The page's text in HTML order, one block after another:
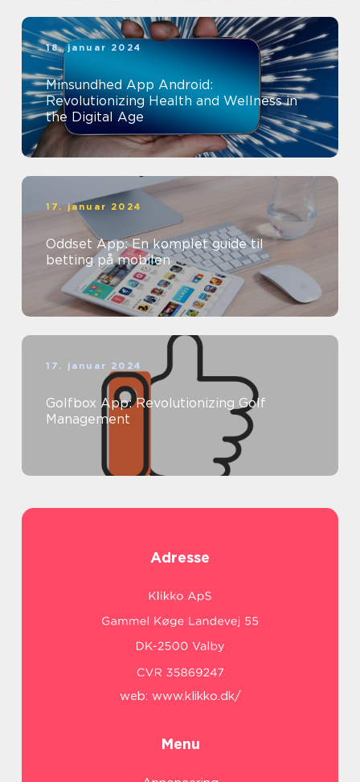
18. januar 2024
Minsundhed App Android:
Revolutionizing Health and Wellness in
the Digital Age
17. januar 2024
Oddset App: En komplet guide til
betting på mobilen
17. januar 2024
Golfbox App: Revolutionizing Golf
Management
Adresse
web: www.klikko.dk/
Menu